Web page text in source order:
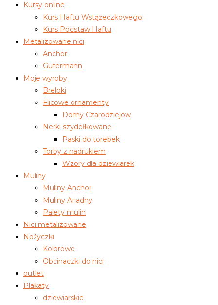
Kursy online
Kurs Haftu Wstążeczkowego
Kurs Podstaw Haftu
Metalizowane nici
Anchor
Gutermann
Moje wyroby
Breloki
Flicowe ornamenty
Domy Czarodziejów
Nerki szydełkowane
Paski do torebek
Torby z nadrukiem
Wzory dla dziewiarek
Muliny
Muliny Anchor
Muliny Ariadny
Palety mulin
Nici metalizowane
Nożyczki
Kolorowe
Obcinaczki do nici
outlet
Plakaty
dziewiarskie